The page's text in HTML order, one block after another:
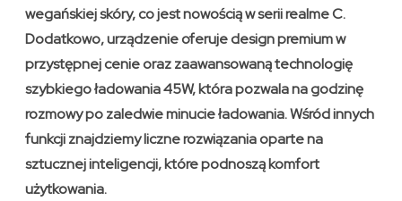
wegańskiej skóry, co jest nowością w serii realme C.
Dodatkowo, urządzenie oferuje design premium w
przystępnej cenie oraz zaawansowaną technologię
szybkiego ładowania 45W, która pozwala na godzinę
rozmowy po zaledwie minucie ładowania. Wśród innych
funkcji znajdziemy liczne rozwiązania oparte na
sztucznej inteligencji, które podnoszą komfort
użytkowania.